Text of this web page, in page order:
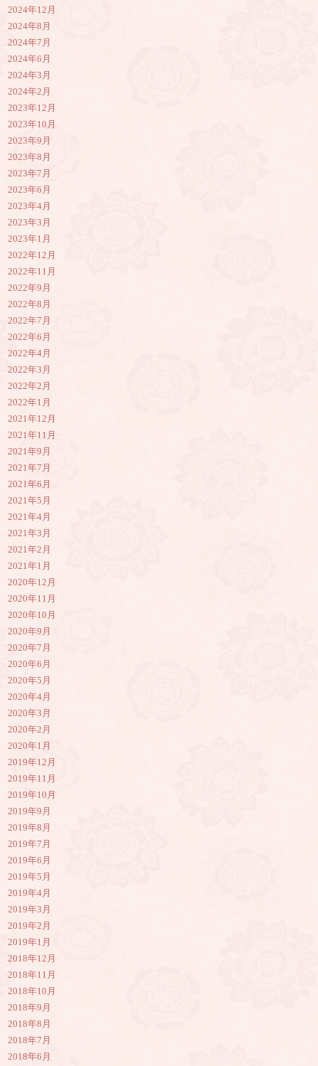
2024年12月
2024年8月
2024年7月
2024年6月
2024年3月
2024年2月
2023年12月
2023年10月
2023年9月
2023年8月
2023年7月
2023年6月
2023年4月
2023年3月
2023年1月
2022年12月
2022年11月
2022年9月
2022年8月
2022年7月
2022年6月
2022年4月
2022年3月
2022年2月
2022年1月
2021年12月
2021年11月
2021年9月
2021年7月
2021年6月
2021年5月
2021年4月
2021年3月
2021年2月
2021年1月
2020年12月
2020年11月
2020年10月
2020年9月
2020年7月
2020年6月
2020年5月
2020年4月
2020年3月
2020年2月
2020年1月
2019年12月
2019年11月
2019年10月
2019年9月
2019年8月
2019年7月
2019年6月
2019年5月
2019年4月
2019年3月
2019年2月
2019年1月
2018年12月
2018年11月
2018年10月
2018年9月
2018年8月
2018年7月
2018年6月